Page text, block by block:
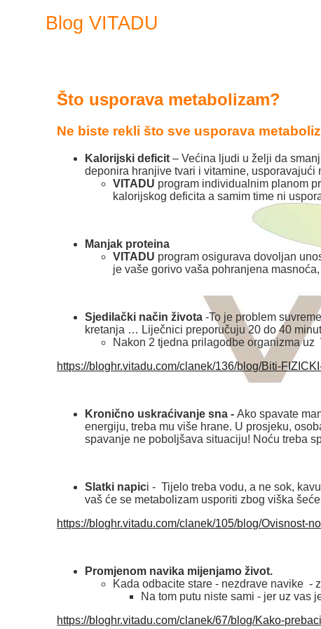
Blog VITADU
Što usporava metabolizam?
Ne biste rekli što sve usporava
Kalorijski deficit – Većina ljudi u želji da
deponira hranjive tvari i vitamine, usporavajući
VITADU program individualnim planom
kalorijskog deficita a samim time ni
Manjak proteina
VITADU program osigurava dovoljan
je vaše gorivo vaša pohranjena
Sjedilački način života-To je problem
kretanja … Liječnici preporučuju 20 do 40
Nakon 2 tjedna prilagodbe organizma uz
https://bloghr.vitadu.com/clanek/136/blog/Biti-
Kronično uskraćivanje sna -Ako spavate
energiju, treba mu više hrane. U prosjeku,
spavanje ne poboljšava situaciju! Noću treba
Slatki napici - Tijelo treba vodu, a ne sok,
vaš će se metabolizam usporiti zbog viška
https://bloghr.vitadu.com/clanek/105/blog/Ovisnost-
Promjenom navika mijenjamo život.
Kada odbacite stare - nezdrave navike -
Na tom putu niste sami - jer uz vas
https://bloghr.vitadu.com/clanek/67/blog/Kako-